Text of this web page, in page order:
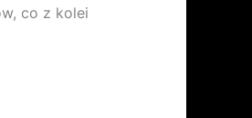
co z kolei